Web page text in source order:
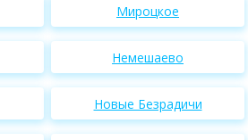
Мироцкое
Немешаево
Новые Безрадичи